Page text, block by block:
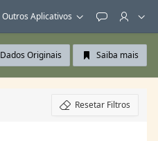
Outros Aplicativos Feedback
Dados Originais Saiba mais
Resetar Filtros